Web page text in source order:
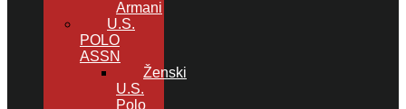
Armani
U.S.
POLO
ASSN
Ženski
U.S.
Polo